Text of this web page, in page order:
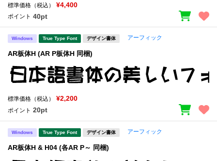
標準価格（税込） ¥4,400
ポイント 40pt
Windows True Type Font デザイン書体 アーフィック
AR板体H (AR P板体H 同梱)
標準価格（税込） ¥2,200
ポイント 20pt
Windows True Type Font デザイン書体 アーフィック
AR板体H & H04 (各AR P～ 同梱)